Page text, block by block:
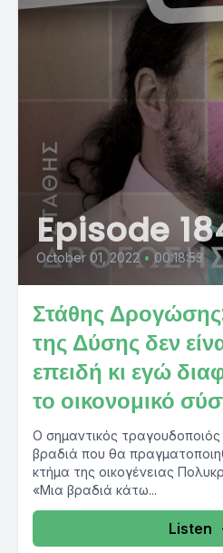
Episode
October 01, 2022 • 00:18:53
Στάθης
της Δύσης δεν
επειδή κι εγώ
το οικονομικό
Ο σημαντικός
βραδιά που θα
κτήμα της οικογένειας
«Μια βραδιά κάτω...
Listen